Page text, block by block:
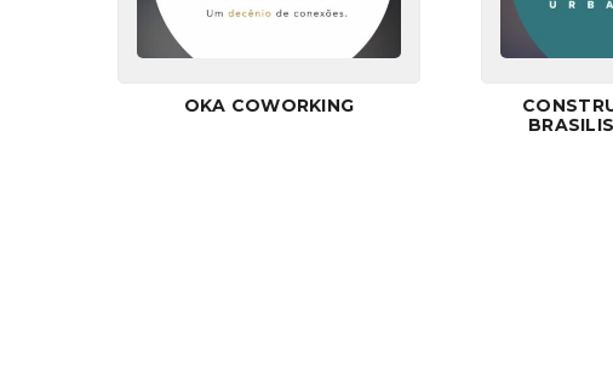
OKA COWORKING